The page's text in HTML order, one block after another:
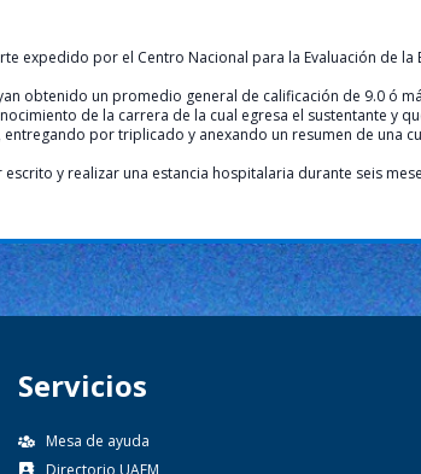
expedido por el Centro Nacional para la Evaluación de la
obtenido un promedio general de calificación de 9.0 ó
de la carrera de la cual egresa el sustentante y
por triplicado y anexando un resumen de una
y realizar una estancia hospitalaria durante seis
Servicios
Mesa de ayuda
Directorio UAEM